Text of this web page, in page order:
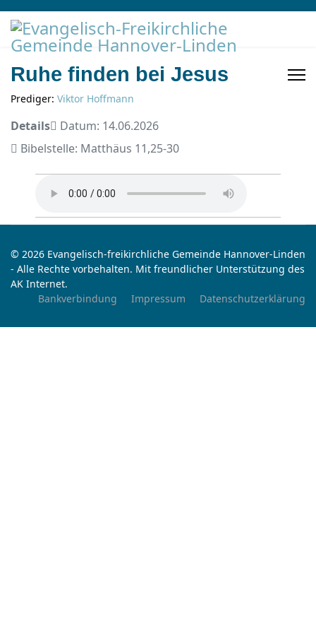
Ruhe finden bei Jesus
Prediger: Viktor Hoffmann
Details
Datum: 14.06.2026
Bibelstelle: Matthäus 11,25-30
© 2026 Evangelisch-freikirchliche Gemeinde Hannover-Linden
- Alle Rechte vorbehalten. Mit freundlicher Unterstützung des
AK Internet.
Bankverbindung
Impressum Datenschutzerklärung